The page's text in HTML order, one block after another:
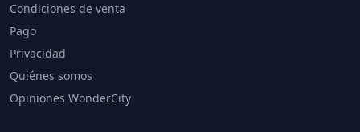
Condiciones de venta
Pago
Privacidad
Quiénes somos
Opiniones WonderCity